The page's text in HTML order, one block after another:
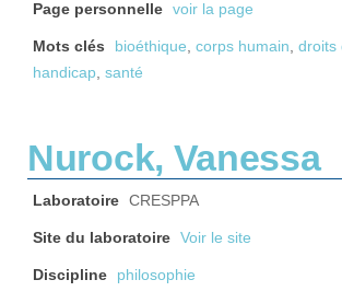
Page personnelle voir la page
Mots clés bioéthique, corps humain, droits
handicap, santé
Nurock, Vanessa
Laboratoire CRESPPA
Site du laboratoire Voir le site
Discipline philosophie